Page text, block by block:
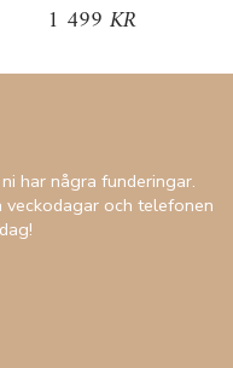
1 499 KR
har några funderingar.
veckodagar och telefonen